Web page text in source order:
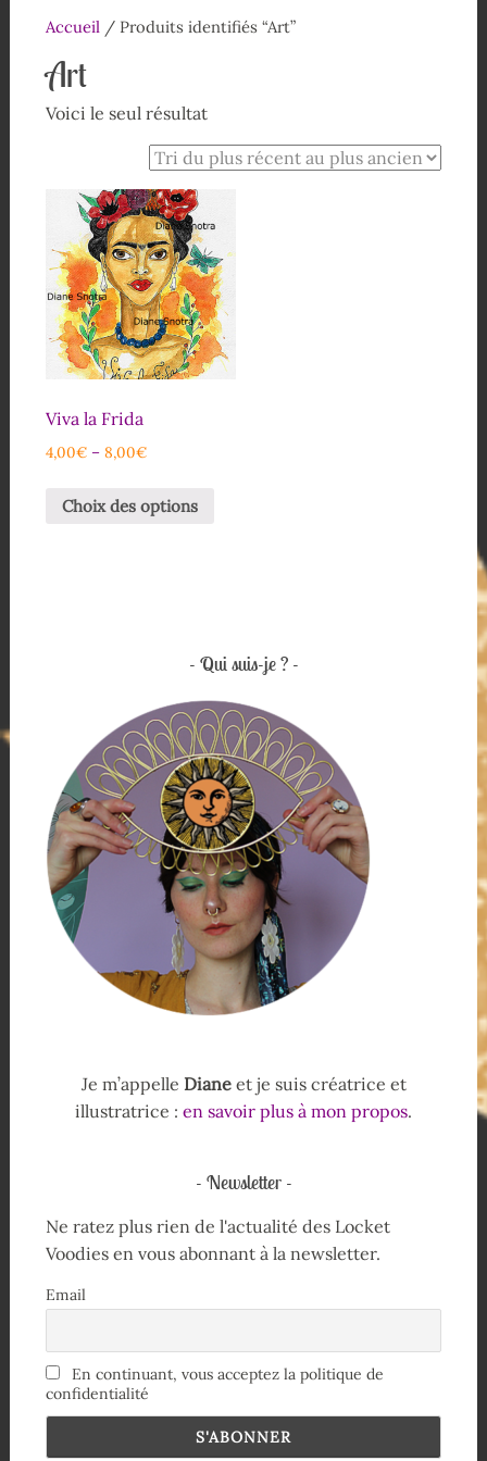
Accueil/ Produits identifiés “Art”
Art
Voici le seul résultat
Viva la Frida
4,00€– 8,00€
Choix des options
Qui suis-je ?
Je m’appelle Dianeet je suis créatrice et
illustratrice : en savoir plus à mon propos.
Newsletter
Ne ratez plus rien de l'actualité des Locket
Voodies en vous abonnant à la newsletter.
Email
En continuant, vous acceptez la politique de
confidentialité